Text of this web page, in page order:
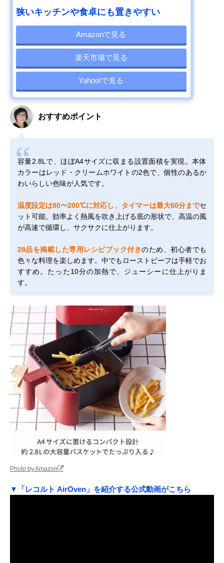
狭いキッチンや食卓にも置きやすい
Amazonで見る
楽天市場で見る
Yahoo!で見る
おすすめポイント
容量2.8Lで、ほぼA4サイズに収まる設置面積を実現。本体
カラーはレッド・クリームホワイトの2色で、個性のあるか
わいらしい色味が人気です。
温度設定は80〜200℃に対応し、タイマーは最大60分までセ
ット可能。効率よく熱風を吹き上げる底の形状で、高温の風
が高速で循環し、サクサクに仕上がります。
28品を掲載した専用レシピブック付きのため、初心者でも
色々な料理を楽しめます。中でもローストビーフは手軽でお
すすめ。たった10分の加熱で、ジューシーに仕上がりま
す。
Photo by Amazon
▼「レコルト AirOven」を紹介する公式動画がこちら